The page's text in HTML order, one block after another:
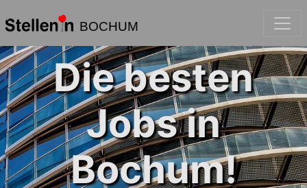
BOCHUM
Die besten
Jobs in
Bochum!